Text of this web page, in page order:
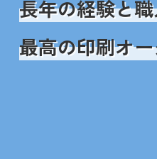
長年の経験と
最高の印刷オ